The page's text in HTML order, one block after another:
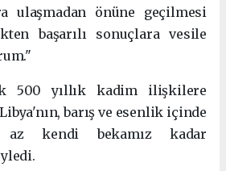
ulaşmadan önüne geçilmesi
başarılı sonuçlara vesile
500 yıllık kadim ilişkilere
barış ve esenlik içinde
az kendi bekamız kadar